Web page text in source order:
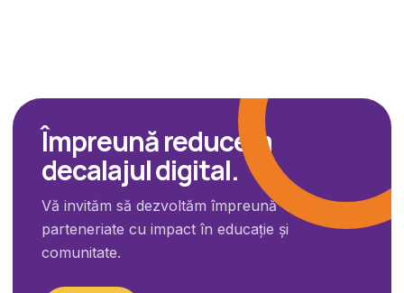
Împreună reducem
decalajul digital.
Vă invităm să dezvoltăm împreună
parteneriate cu impact în educație și
comunitate.